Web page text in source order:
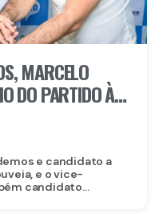
MARCELO
DO PARTIDO À
DA FONTE AO
e candidato a
e o vice-
candidato...